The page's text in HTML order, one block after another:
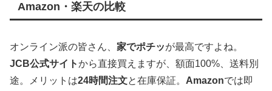
Amazon・楽天の比較
オンライン派の皆さん、 家でポチッが最高ですよね。
JCB公式サイトから直接買えますが、額面100%、送料別
途。メリットは24時間注文と在庫保証。 Amazonでは即